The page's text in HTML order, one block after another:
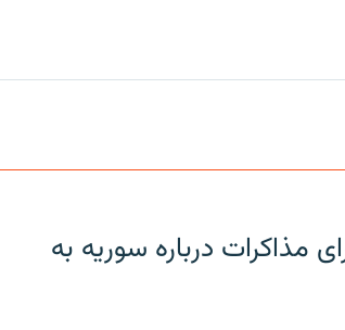
مذاکرات درباره سوریه به